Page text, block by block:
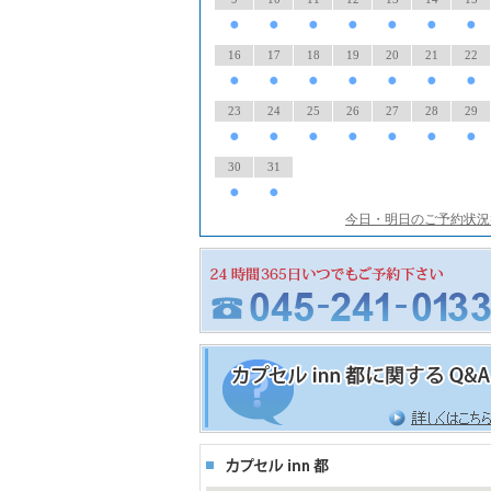
● ● ● ● ● ● ●
16
●
17
●
18
●
19
●
20
●
21
●
22
●
23
●
24
●
25
●
26
●
27
●
28
●
29
●
30
●
31
●
今日・明日のご予約状